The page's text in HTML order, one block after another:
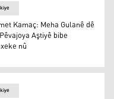
ji bo Pêvajoya Aştiyê
Kamaç: Meha Gulanê dê
Aştiyê bibe
nû